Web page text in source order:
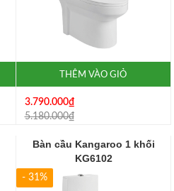
THÊM VÀO GIỎ
3.790.000₫
5.180.000₫
Bàn cầu Kangaroo 1 khối
KG6102
- 31%